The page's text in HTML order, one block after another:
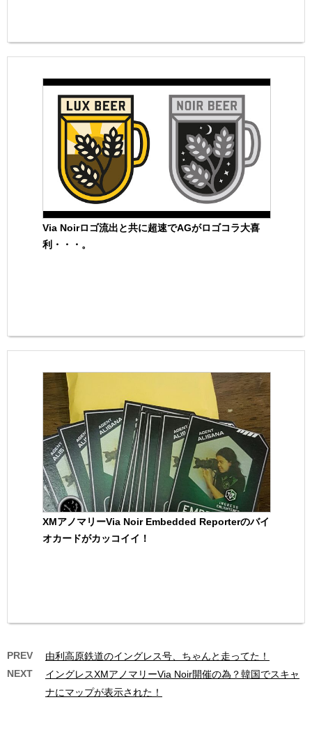
Via Noirロゴ流出と共に超速でAGがロゴコラ大喜
利・・・。
XMアノマリーVia Noir Embedded Reporterのバイ
オカードがカッコイイ！
PREV
由利高原鉄道のイングレス号、ちゃんと走ってた！
NEXT
イングレスXMアノマリーVia Noir開催の為？韓国でスキャ
ナにマップが表示された！